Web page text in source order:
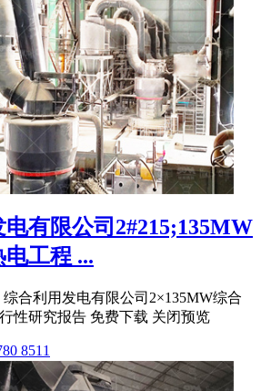
有限公司2#215;135MW
工程 ...
合利用发电有限公司2×135MW综合
性研究报告 免费下载 关闭预览
8511